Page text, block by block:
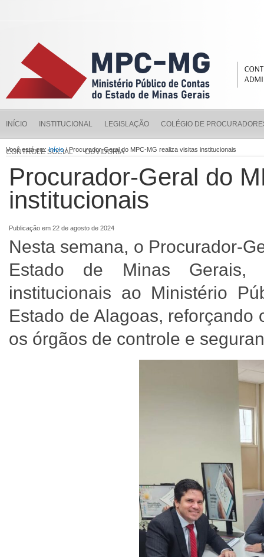
INÍCIO INSTITUCIONAL LEGISLAÇÃO COLÉGIO DE
CONTROLE SOCIAL OUVIDORIA
Você está em:Início/ Procurador-Geral do MPC-MG realiza visitas institucionais
Procurador-Geral do
institucionais
Publicação em 22 de agosto de 2024
Nesta semana, o Procurador-
Estado de Minas Gerais,
institucionais ao Ministério
Estado de Alagoas,
os órgãos de controle e